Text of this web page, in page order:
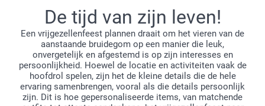
De tijd van zijn leven!
Een vrijgezellenfeest plannen draait om het vieren van de
aanstaande bruidegom op een manier die leuk,
onvergetelijk en afgestemd is op zijn interesses en
persoonlijkheid. Hoewel de locatie en activiteiten vaak de
hoofdrol spelen, zijn het de kleine details die de hele
ervaring samenbrengen, vooral als die details persoonlijk
zijn. Dit is hoe gepersonaliseerde items, van matchende